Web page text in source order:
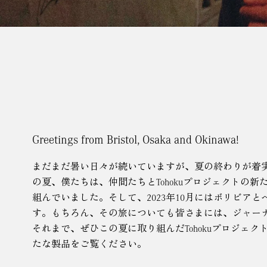
Greetings from Bristol, Osaka and Okinawa!
まだまだ暑い日々が続いていますが、夏の終わりが着
の夏、僕たちは、仲間たちとTohokuプロジェクトの新
組んでいました。そして、2023年10月にはボリビア
す。もちろん、その旅についても皆さまには、ジャー
それまで、ぜひこの夏に取り組んだTohokuプロジェク
たな製品をご覧ください。